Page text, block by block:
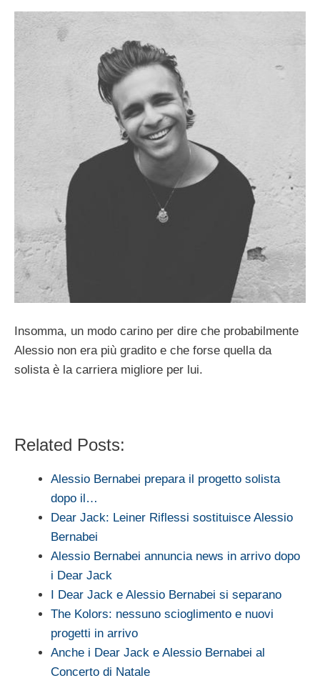
Insomma, un modo carino per dire che probabilmente
Alessio non era più gradito e che forse quella da
solista è la carriera migliore per lui.
Related Posts:
Alessio Bernabei prepara il progetto solista
dopo il…
Dear Jack: Leiner Riflessi sostituisce Alessio
Bernabei
Alessio Bernabei annuncia news in arrivo dopo
i Dear Jack
I Dear Jack e Alessio Bernabei si separano
The Kolors: nessuno scioglimento e nuovi
progetti in arrivo
Anche i Dear Jack e Alessio Bernabei al
Concerto di Natale